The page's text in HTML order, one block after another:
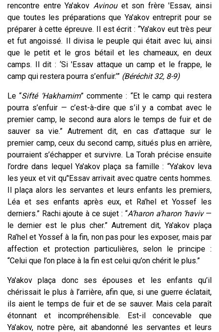
rencontre entre Ya'akov Avinou et son frère 'Essav, ainsi
que toutes les préparations que Ya'akov entreprit pour se
préparer à cette épreuve. Il est écrit : “Ya'akov eut très peur
et fut angoissé. Il divisa le peuple qui était avec lui, ainsi
que le petit et le gros bétail et les chameaux, en deux
camps. Il dit : ‘Si 'Essav attaque un camp et le frappe, le
camp qui restera pourra s’enfuir.’” (Béréchit 32, 8-9)
Le “Sifté ‘Hakhamim” commente : “Et le camp qui restera
pourra s’enfuir — c’est-à-dire que s’il y a combat avec le
premier camp, le second aura alors le temps de fuir et de
sauver sa vie.” Autrement dit, en cas d’attaque sur le
premier camp, ceux du second camp, situés plus en arrière,
pourraient s’échapper et survivre. La Torah précise ensuite
l’ordre dans lequel Ya'akov plaça sa famille : “Ya'akov leva
les yeux et vit qu’'Essav arrivait avec quatre cents hommes.
Il plaça alors les servantes et leurs enfants les premiers,
Léa et ses enfants après eux, et Ra’hel et Yossef les
derniers.” Rachi ajoute à ce sujet : “A’haron a’haron ‘haviv—
le dernier est le plus cher.” Autrement dit, Ya'akov plaça
Ra’hel et Yossef à la fin, non pas pour les exposer, mais par
affection et protection particulières, selon le principe :
“Celui que l’on place à la fin est celui qu’on chérit le plus.”
Ya'akov plaça donc ses épouses et les enfants qu’il
chérissait le plus à l’arrière, afin que, si une guerre éclatait,
ils aient le temps de fuir et de se sauver. Mais cela paraît
étonnant et incompréhensible. Est-il concevable que
Ya'akov, notre père, ait abandonné les servantes et leurs